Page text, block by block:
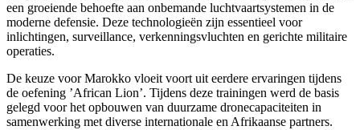
een groeiende behoefte aan onbemande luchtvaartsystemen in de
moderne defensie. Deze technologieën zijn essentieel voor
inlichtingen, surveillance, verkenningsvluchten en gerichte militaire
operaties.
De keuze voor Marokko vloeit voort uit eerdere ervaringen tijdens
de oefening ’African Lion’. Tijdens deze trainingen werd de basis
gelegd voor het opbouwen van duurzame dronecapaciteiten in
samenwerking met diverse internationale en Afrikaanse partners.